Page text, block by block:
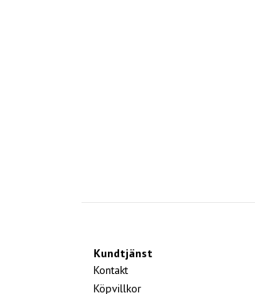
Kundtjänst
Kontakt
Köpvillkor